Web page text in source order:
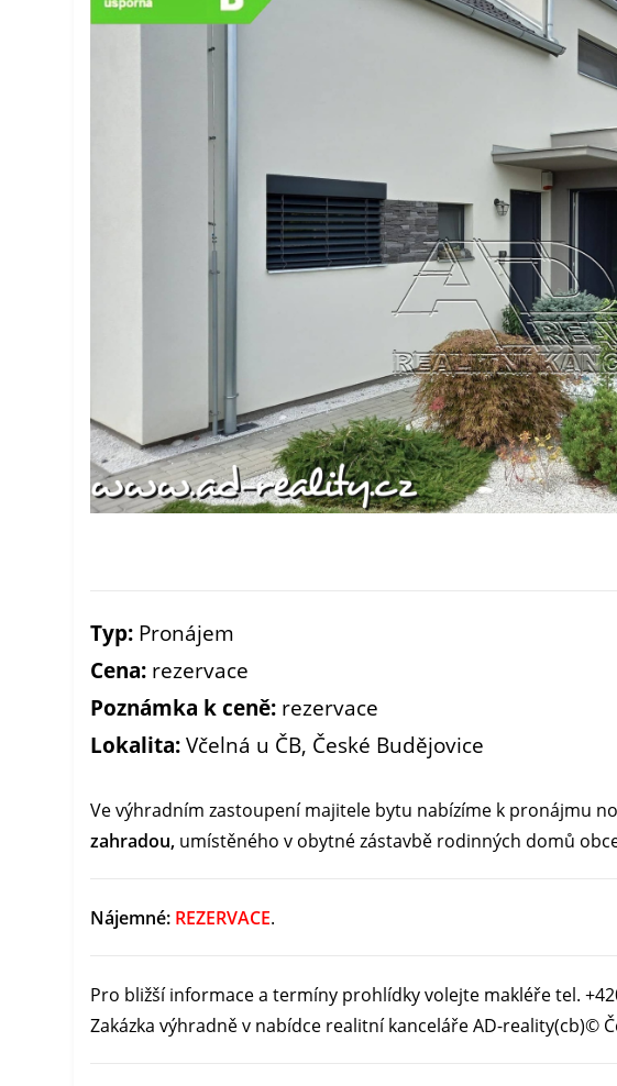
Typ: Pronájem
Cena: rezervace
Poznámka k ceně: rezervace
Lokalita:Včelná u ČB, České Budějovice
Ve výhradním zastoupení majitele bytu nabízíme k pronájmu
zahradou, umístěného v obytné zástavbě rodinných domů
Nájemné: REZERVACE.
Pro bližší informace a termíny prohlídky volejte makléře tel.
Zakázka výhradně v nabídce realitní kanceláře AD-reality(cb)©